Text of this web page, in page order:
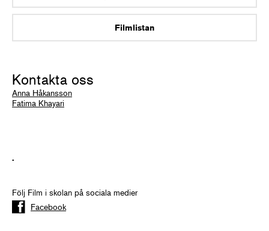
Filmlistan
Kontakta oss
Anna Håkansson
Fatima Khayari
.
Följ Film i skolan på sociala medier
Facebook